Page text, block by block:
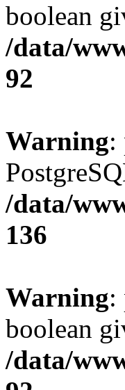
boolean
/data/
92
Warning:
/data/
136
Warning:
boolean
/data/